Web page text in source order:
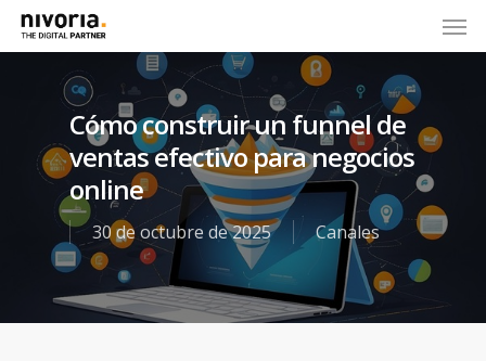
Cómo construir un funnel de
ventas efectivo para negocios
online
30 de octubre de 2025 Canales